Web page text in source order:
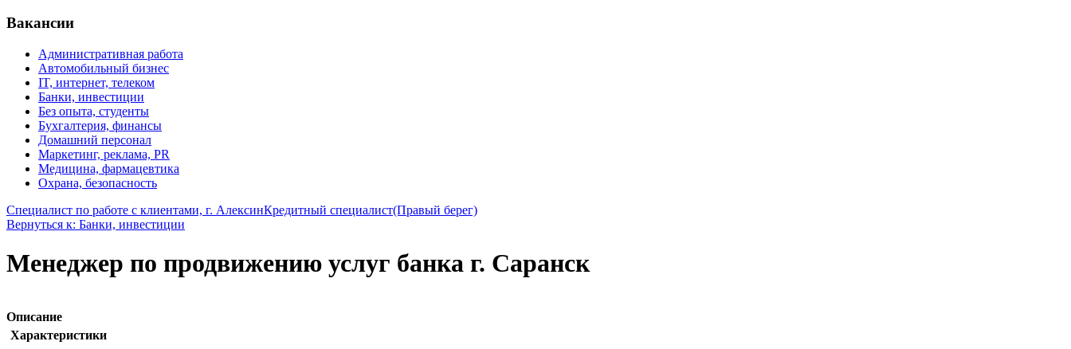
Вакансии
Административная работа
Автомобильный бизнес
IT, интернет, телеком
Банки, инвестиции
Без опыта, студенты
Бухгалтерия, финансы
Домашний персонал
Маркетинг, реклама, PR
Медицина, фармацевтика
Охрана, безопасность
Специалист по работе с клиентами, г. АлексинКредитный специалист(Правый берег)
Вернуться к: Банки, инвестиции
Менеджер по продвижению услуг банка г. Саранск
Описание
Характеристики